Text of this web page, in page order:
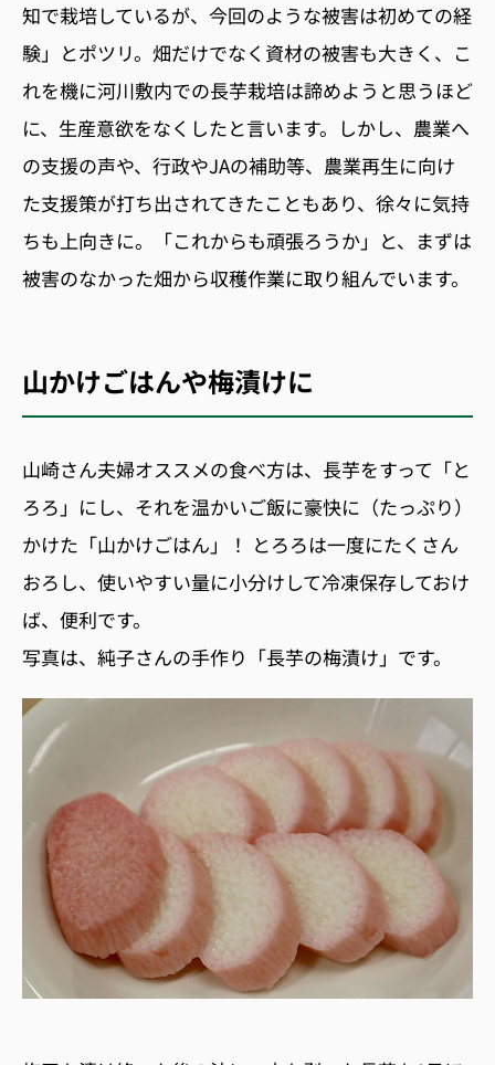
知で栽培しているが、今回のような被害は初めての経
験」とポツリ。畑だけでなく資材の被害も大きく、こ
れを機に河川敷内での長芋栽培は諦めようと思うほど
に、生産意欲をなくしたと言います。しかし、農業へ
の支援の声や、行政やJAの補助等、農業再生に向け
た支援策が打ち出されてきたこともあり、徐々に気持
ちも上向きに。「これからも頑張ろうか」と、まずは
被害のなかった畑から収穫作業に取り組んでいます。
山かけごはんや梅漬けに
山崎さん夫婦オススメの食べ方は、長芋をすって「と
ろろ」にし、それを温かいご飯に豪快に（たっぷり）
かけた「山かけごはん」！ とろろは一度にたくさん
おろし、使いやすい量に小分けして冷凍保存しておけ
ば、便利です。
写真は、純子さんの手作り「長芋の梅漬け」です。